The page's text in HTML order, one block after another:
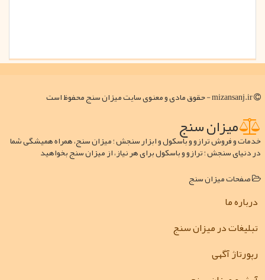
میزان سنج
خدمات و فروش ترازو و باسکول و ابزار سنجش ؛ میزان سنج، همراه همیشگی شما
در دنیای سنجش ؛ ترازو و باسکول برای هر نیاز، از میزان سنج بخواهید
صفحات میزان سنج
درباره ما
تبلیغات در میزان سنج
رپورتاژ آگهی